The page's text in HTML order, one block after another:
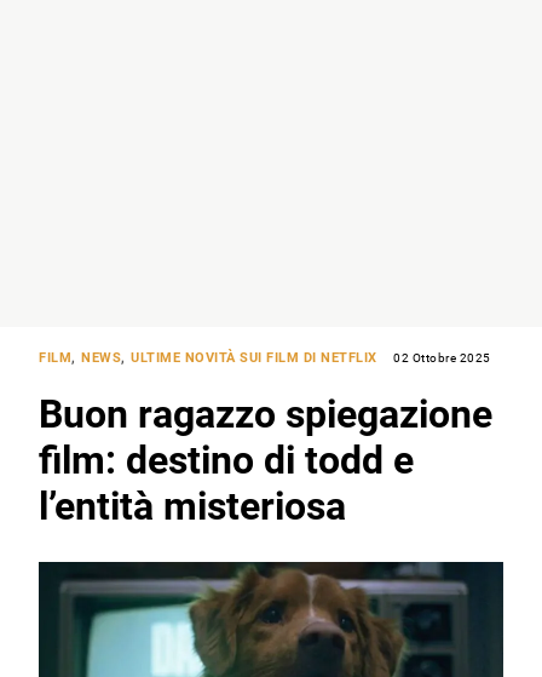
FILM, NEWS,ULTIME NOVITÀ SUI FILM DI NETFLIX 02 Ottobre 2025
Buon ragazzo spiegazione
film: destino di todd e
l’entità misteriosa